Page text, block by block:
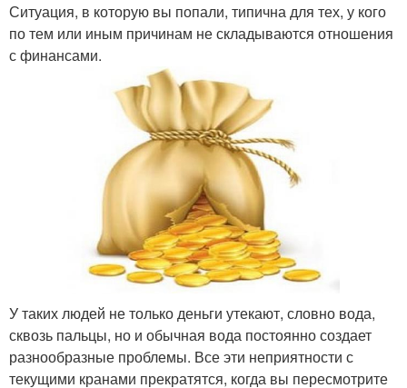
Ситуация, в которую вы попали, типична для тех, у кого
по тем или иным причинам не складываются отношения
с финансами.
У таких людей не только деньги утекают, словно вода,
сквозь пальцы, но и обычная вода постоянно создает
разнообразные проблемы. Все эти неприятности с
текущими кранами прекратятся, когда вы пересмотрите